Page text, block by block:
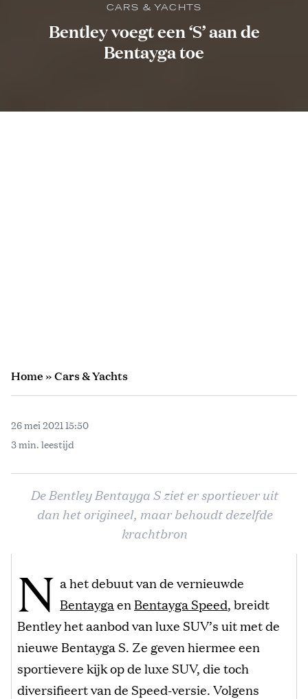
CARS & YACHTS
Bentley voegt een ‘S’ aan de
Bentayga toe
Home»Cars & Yachts
26 mei 2021 15:50
3 min. leestijd
De Bentley Bentayga S ziet er sportiever uit
dan het origineel, maar behoudt dezelfde
krachtbron
N a het debuut van de vernieuwde
Bentaygaen Bentayga Speed, breidt
Bentley het aanbod van luxe SUV’s uit met de
nieuwe Bentayga S. Ze geven hiermee een
sportievere kijk op de luxe SUV, die toch
diversifieert van de Speed-versie. Volgens